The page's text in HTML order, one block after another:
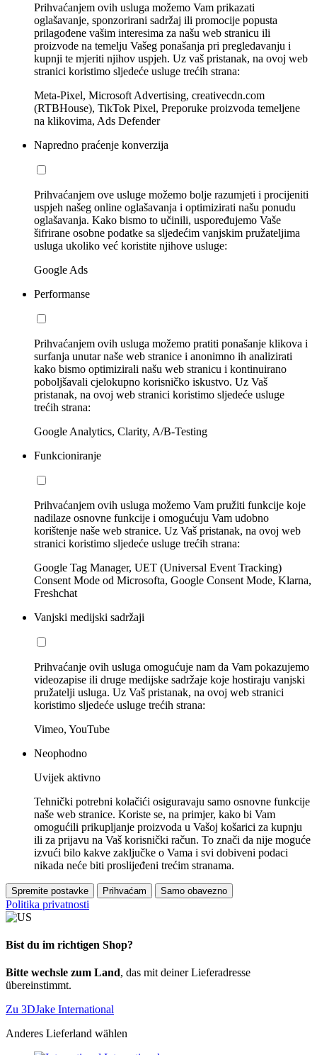
Prihvaćanjem ovih usluga možemo Vam prikazati
oglašavanje, sponzorirani sadržaj ili promocije popusta
prilagođene vašim interesima za našu web stranicu ili
proizvode na temelju Vašeg ponašanja pri pregledavanju i
kupnji te mjeriti njihov uspjeh. Uz vaš pristanak, na ovoj web
stranici koristimo sljedeće usluge trećih strana:
Meta-Pixel, Microsoft Advertising, creativecdn.com
(RTBHouse), TikTok Pixel, Preporuke proizvoda temeljene
na klikovima, Ads Defender
Napredno praćenje konverzija
Prihvaćanjem ove usluge možemo bolje razumjeti i procijeniti
uspjeh našeg online oglašavanja i optimizirati našu ponudu
oglašavanja. Kako bismo to učinili, uspoređujemo Vaše
šifrirane osobne podatke sa sljedećim vanjskim pružateljima
usluga ukoliko već koristite njihove usluge:
Google Ads
Performanse
Prihvaćanjem ovih usluga možemo pratiti ponašanje klikova i
surfanja unutar naše web stranice i anonimno ih analizirati
kako bismo optimizirali našu web stranicu i kontinuirano
poboljšavali cjelokupno korisničko iskustvo. Uz Vaš
pristanak, na ovoj web stranici koristimo sljedeće usluge
trećih strana:
Google Analytics, Clarity, A/B-Testing
Funkcioniranje
Prihvaćanjem ovih usluga možemo Vam pružiti funkcije koje
nadilaze osnovne funkcije i omogućuju Vam udobno
korištenje naše web stranice. Uz Vaš pristanak, na ovoj web
stranici koristimo sljedeće usluge trećih strana:
Google Tag Manager, UET (Universal Event Tracking)
Consent Mode od Microsofta, Google Consent Mode, Klarna,
Freshchat
Vanjski medijski sadržaji
Prihvaćanje ovih usluga omogućuje nam da Vam pokazujemo
videozapise ili druge medijske sadržaje koje hostiraju vanjski
pružatelji usluga. Uz Vaš pristanak, na ovoj web stranici
koristimo sljedeće usluge trećih strana:
Vimeo, YouTube
Neophodno
Uvijek aktivno
Tehnički potrebni kolačići osiguravaju samo osnovne funkcije
naše web stranice. Koriste se, na primjer, kako bi Vam
omogućili prikupljanje proizvoda u Vašoj košarici za kupnju
ili za prijavu na Vaš korisnički račun. To znači da nije moguće
izvući bilo kakve zaključke o Vama i svi dobiveni podaci
nikada neće biti proslijeđeni trećim stranama.
Spremite postavke Prihvaćam Samo obavezno
Politika privatnosti
Bist du im richtigen Shop?
Bitte wechsle zum Land, das mit deiner Lieferadresse
übereinstimmt.
Zu 3DJake International
Anderes Lieferland wählen